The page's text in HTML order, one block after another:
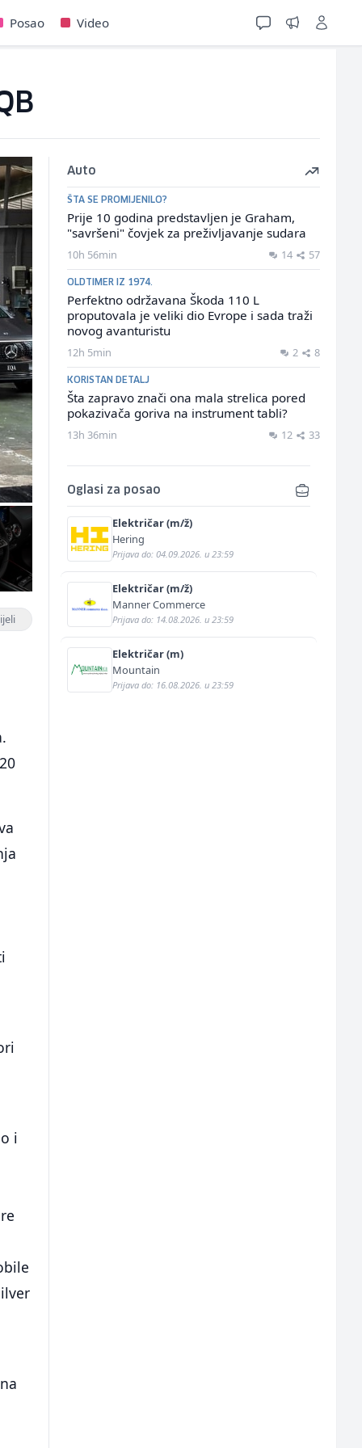
Posao Video
i
Auto
ŠTA SE PROMIJENILO?
Prije 10 godina predstavljen je Graham,
"savršeni" čovjek za preživljavanje sudara
10h 56min 14 57
OLDTIMER IZ 1974.
Perfektno održavana Škoda 110 L
proputovala je veliki dio Evrope i sada traži
novog avanturistu
12h 5min 2 8
KORISTAN DETALJ
Šta zapravo znači ona mala strelica pored
pokazivača goriva na instrument tabli?
13h 36min 12 33
Oglasi za posao
Električar (m/ž)
Hering
Prijava do: 04.09.2026. u 23:59
Električar (m/ž)
Manner Commerce
Prijava do: 14.08.2026. u 23:59
Električar (m)
Mountain
Prijava do: 16.08.2026. u 23:59